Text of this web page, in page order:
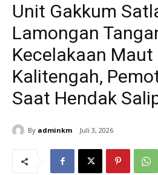
Unit Gakkum
Lamongan
Kecelakaan Maut
Kalitengah,
Saat Hendak
By adminkm Juli 3, 2026